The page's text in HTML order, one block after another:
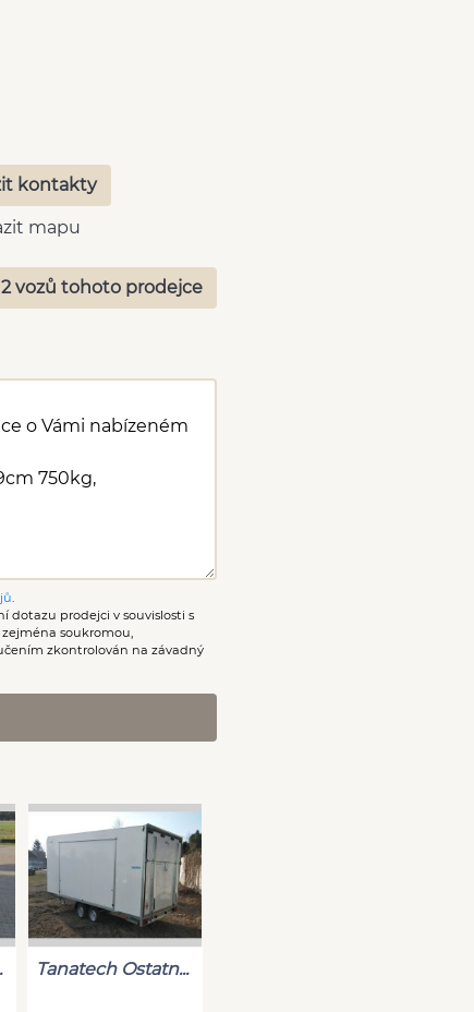
kontakty
mapu
vozů tohoto prodejce
dotazu prodejci v souvislosti s
soukromou,
zkontrolován na závadný
Tanatech Ostatn...